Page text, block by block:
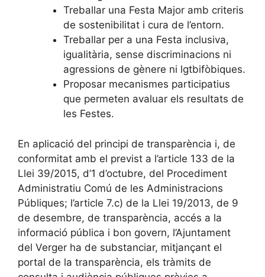
Treballar una Festa Major amb criteris
de sostenibilitat i cura de l’entorn.
Treballar per a una Festa inclusiva,
igualitària, sense discriminacions ni
agressions de gènere ni lgtbifòbiques.
Proposar mecanismes participatius
que permeten avaluar els resultats de
les Festes.
En aplicació del principi de transparència i, de
conformitat amb el previst a l’article 133 de la
Llei 39/2015, d’1 d’octubre, del Procediment
Administratiu Comú de les Administracions
Públiques; l’article 7.c) de la Llei 19/2013, de 9
de desembre, de transparència, accés a la
informació pública i bon govern, l’Ajuntament
del Verger ha de substanciar, mitjançant el
portal de la transparència, els tràmits de